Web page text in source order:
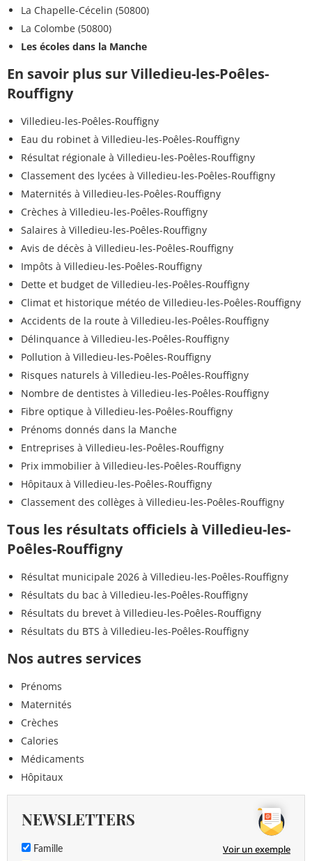
La Chapelle-Cécelin (50800)
La Colombe (50800)
Les écoles dans la Manche
En savoir plus sur Villedieu-les-Poêles-
Rouffigny
Villedieu-les-Poêles-Rouffigny
Eau du robinet à Villedieu-les-Poêles-Rouffigny
Résultat régionale à Villedieu-les-Poêles-Rouffigny
Classement des lycées à Villedieu-les-Poêles-Rouffigny
Maternités à Villedieu-les-Poêles-Rouffigny
Crèches à Villedieu-les-Poêles-Rouffigny
Salaires à Villedieu-les-Poêles-Rouffigny
Avis de décès à Villedieu-les-Poêles-Rouffigny
Impôts à Villedieu-les-Poêles-Rouffigny
Dette et budget de Villedieu-les-Poêles-Rouffigny
Climat et historique météo de Villedieu-les-Poêles-Rouffigny
Accidents de la route à Villedieu-les-Poêles-Rouffigny
Délinquance à Villedieu-les-Poêles-Rouffigny
Pollution à Villedieu-les-Poêles-Rouffigny
Risques naturels à Villedieu-les-Poêles-Rouffigny
Nombre de dentistes à Villedieu-les-Poêles-Rouffigny
Fibre optique à Villedieu-les-Poêles-Rouffigny
Prénoms donnés dans la Manche
Entreprises à Villedieu-les-Poêles-Rouffigny
Prix immobilier à Villedieu-les-Poêles-Rouffigny
Hôpitaux à Villedieu-les-Poêles-Rouffigny
Classement des collèges à Villedieu-les-Poêles-Rouffigny
Tous les résultats officiels à Villedieu-les-
Poêles-Rouffigny
Résultat municipale 2026 à Villedieu-les-Poêles-Rouffigny
Résultats du bac à Villedieu-les-Poêles-Rouffigny
Résultats du brevet à Villedieu-les-Poêles-Rouffigny
Résultats du BTS à Villedieu-les-Poêles-Rouffigny
Nos autres services
Prénoms
Maternités
Crèches
Calories
Médicaments
Hôpitaux
NEWSLETTERS
Famille Voir un exemple